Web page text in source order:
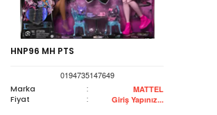
HNP96 MH PTS
0194735147649
Marka
: MATTEL
Fiyat : Giriş Yapınız...